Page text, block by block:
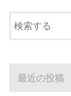
最近の投稿